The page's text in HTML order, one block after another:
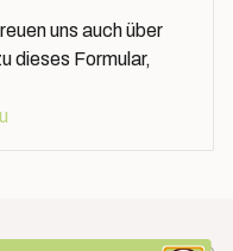
uns auch über
dieses Formular,